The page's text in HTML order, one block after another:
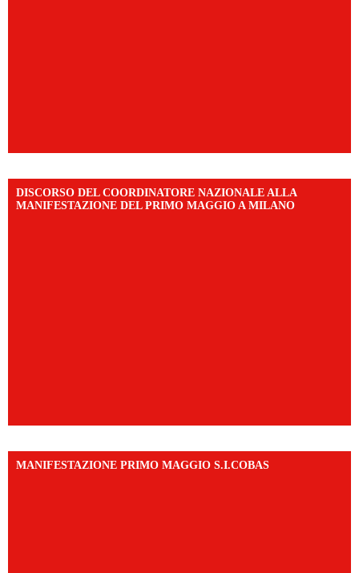
DISCORSO DEL COORDINATORE NAZIONALE ALLA
MANIFESTAZIONE DEL PRIMO MAGGIO A MILANO
MANIFESTAZIONE PRIMO MAGGIO S.I.COBAS